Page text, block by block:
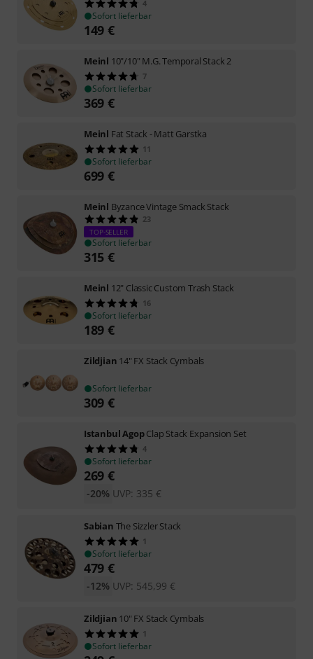
4
Sofort lieferbar
149 €
Meinl 10"/10" M.G. Temporal Stack 2
7
Sofort lieferbar
369 €
Meinl Fat Stack - Matt Garstka
11
Sofort lieferbar
699 €
Meinl Byzance Vintage Smack Stack
23
TOP-SELLER
Sofort lieferbar
315 €
Meinl 12" Classic Custom Trash Stack
16
Sofort lieferbar
189 €
Zildjian 14" FX Stack Cymbals
Sofort lieferbar
309 €
Istanbul AgopClap Stack Expansion Set
4
Sofort lieferbar
269 €
UVP: 335 €
-20%
Sabian The Sizzler Stack
1
Sofort lieferbar
479 €
UVP: 545,99 €
-12%
Zildjian 10" FX Stack Cymbals
1
Sofort lieferbar